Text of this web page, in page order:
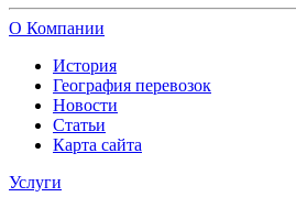
О Компании
История
География перевозок
Новости
Статьи
Карта сайта
Услуги